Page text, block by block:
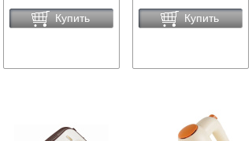
Купить Купить